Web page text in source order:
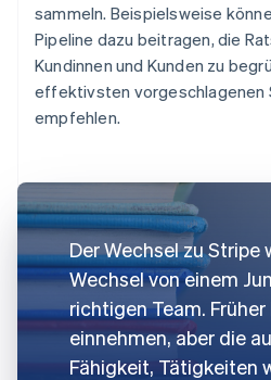
sammeln. Beispielsweise
Pipeline dazu beitragen, die
Kundinnen und Kunden zu
effektivsten vorgeschlagenen
empfehlen.
Der Wechsel zu Stripe
Wechsel von einem
richtigen Team.
einnehmen, aber die
Fähigkeit, Tätigkeiten